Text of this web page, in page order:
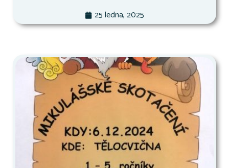
25 ledna, 2025